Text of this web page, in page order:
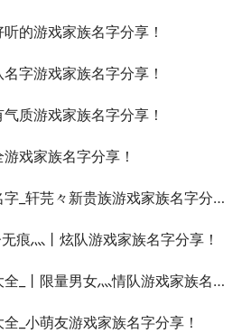
的游戏家族名字分享！
字游戏家族名字分享！
质游戏家族名字分享！
戏家族名字分享！
_轩芫々新贵族游戏家族名字分享！
痕灬丨炫队游戏家族名字分享！
限量男女灬情队游戏家族名字分享！
_小萌友游戏家族名字分享！